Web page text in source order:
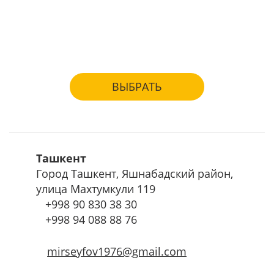
ВЫБРАТЬ
Ташкент
Город Ташкент, Яшнабадский район,
улица Махтумкули 119
+998 90 830 38 30
+998 94 088 88 76
mirseyfov1976@gmail.com